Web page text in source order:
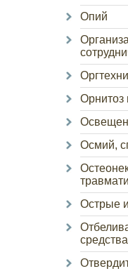
Опий
Орнитоз
Осмий,
Острые
средства